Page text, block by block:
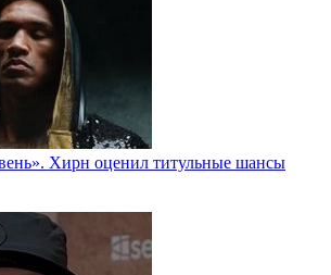
Хирн оценил титульные шансы